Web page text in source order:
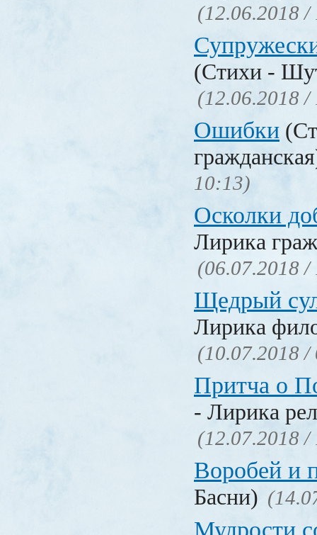
(12.06.2018 /
(Стихи -
(12.06.2018 /
Ошибки
10:13)
Осколки
Лирика
(06.07.2018 /
Щедрый
Лирика
(10.07.2018 /
Притча о
- Лирика
(12.07.2018 /
Воробей и
Басни)
Мудрости